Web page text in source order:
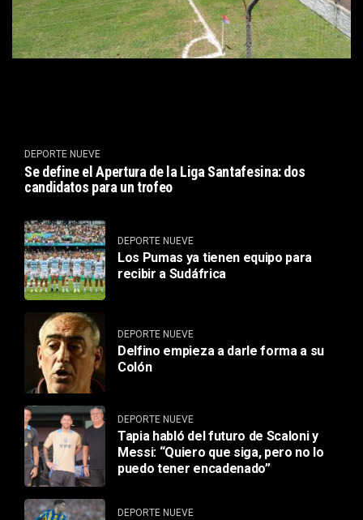
DEPORTE NUEVE
Se define el Apertura de la Liga Santafesina: dos
candidatos para un trofeo
DEPORTE NUEVE
Los Pumas ya tienen equipo para
recibir a Sudáfrica
DEPORTE NUEVE
Delfino empieza a darle forma a su
Colón
DEPORTE NUEVE
Tapia habló del futuro de Scaloni y
Messi: “Quiero que siga, pero no lo
puedo tener encadenado”
DEPORTE NUEVE